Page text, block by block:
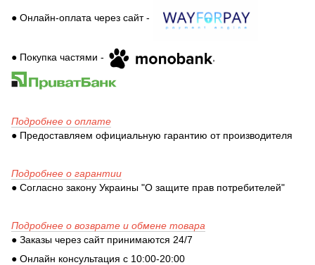
● Онлайн-оплата через сайт -
● Покупка частями - ,
Подробнее о оплате
● Предоставляем официальную гарантию от производителя
Подробнее о гарантии
● Согласно закону Украины "О защите прав потребителей"
Подробнее о возврате и обмене товара
● Заказы через сайт принимаются 24/7
● Онлайн консультация с 10:00-20:00